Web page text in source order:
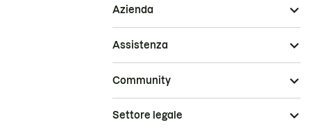
Azienda
Assistenza
Community
Settore legale